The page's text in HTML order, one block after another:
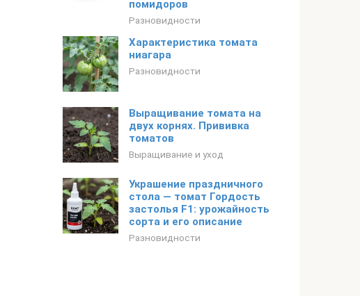
помидоров
Разновидности
Характеристика томата
ниагара
Разновидности
Выращивание томата на
двух корнях. Прививка
томатов
Выращивание и уход
Украшение праздничного
стола — томат Гордость
застолья F1: урожайность
сорта и его описание
Разновидности